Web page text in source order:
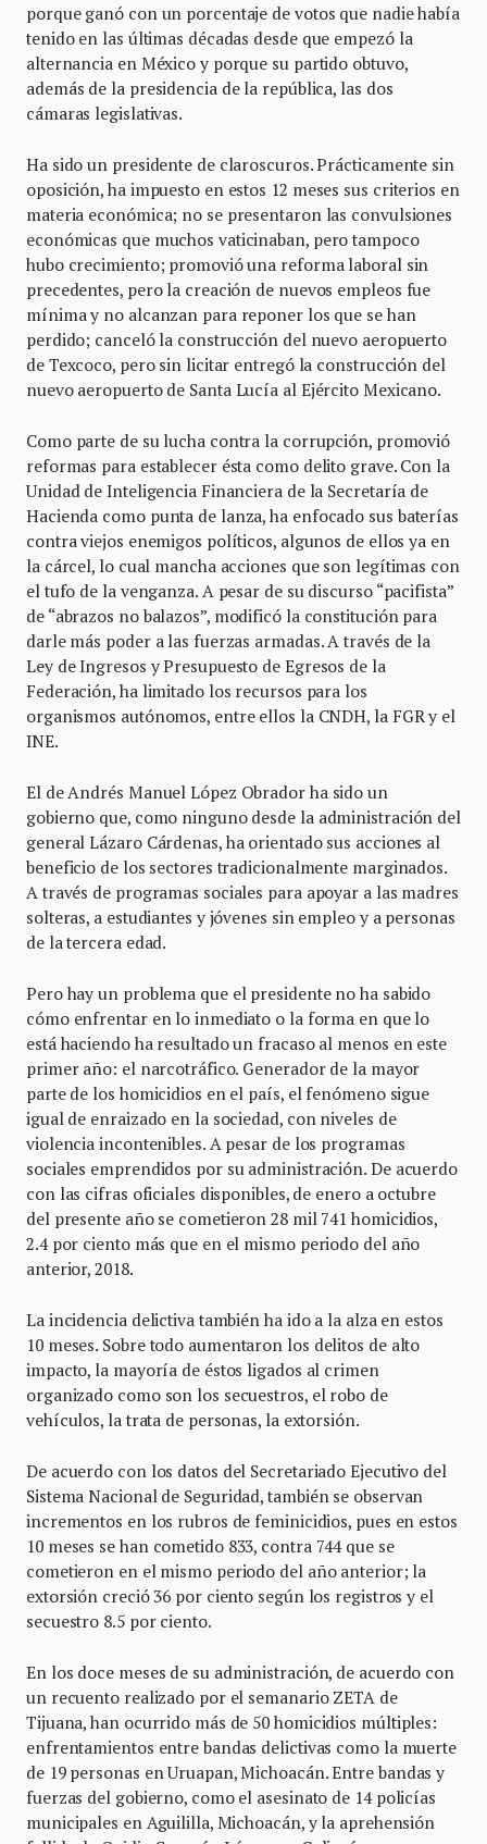
porque ganó con un porcentaje de votos que nadie había
tenido en las últimas décadas desde que empezó la
alternancia en México y porque su partido obtuvo,
además de la presidencia de la república, las dos
cámaras legislativas.
Ha sido un presidente de claroscuros. Prácticamente sin
oposición, ha impuesto en estos 12 meses sus criterios en
materia económica; no se presentaron las convulsiones
económicas que muchos vaticinaban, pero tampoco
hubo crecimiento; promovió una reforma laboral sin
precedentes, pero la creación de nuevos empleos fue
mínima y no alcanzan para reponer los que se han
perdido; canceló la construcción del nuevo aeropuerto
de Texcoco, pero sin licitar entregó la construcción del
nuevo aeropuerto de Santa Lucía al Ejército Mexicano.
Como parte de su lucha contra la corrupción, promovió
reformas para establecer ésta como delito grave. Con la
Unidad de Inteligencia Financiera de la Secretaría de
Hacienda como punta de lanza, ha enfocado sus baterías
contra viejos enemigos políticos, algunos de ellos ya en
la cárcel, lo cual mancha acciones que son legítimas con
el tufo de la venganza. A pesar de su discurso “pacifista”
de “abrazos no balazos”, modificó la constitución para
darle más poder a las fuerzas armadas. A través de la
Ley de Ingresos y Presupuesto de Egresos de la
Federación, ha limitado los recursos para los
organismos autónomos, entre ellos la CNDH, la FGR y el
INE.
El de Andrés Manuel López Obrador ha sido un
gobierno que, como ninguno desde la administración del
general Lázaro Cárdenas, ha orientado sus acciones al
beneficio de los sectores tradicionalmente marginados.
A través de programas sociales para apoyar a las madres
solteras, a estudiantes y jóvenes sin empleo y a personas
de la tercera edad.
Pero hay un problema que el presidente no ha sabido
cómo enfrentar en lo inmediato o la forma en que lo
está haciendo ha resultado un fracaso al menos en este
primer año: el narcotráfico. Generador de la mayor
parte de los homicidios en el país, el fenómeno sigue
igual de enraizado en la sociedad, con niveles de
violencia incontenibles. A pesar de los programas
sociales emprendidos por su administración. De acuerdo
con las cifras oficiales disponibles, de enero a octubre
del presente año se cometieron 28 mil 741 homicidios,
2.4 por ciento más que en el mismo periodo del año
anterior, 2018.
La incidencia delictiva también ha ido a la alza en estos
10 meses. Sobre todo aumentaron los delitos de alto
impacto, la mayoría de éstos ligados al crimen
organizado como son los secuestros, el robo de
vehículos, la trata de personas, la extorsión.
De acuerdo con los datos del Secretariado Ejecutivo del
Sistema Nacional de Seguridad, también se observan
incrementos en los rubros de feminicidios, pues en estos
10 meses se han cometido 833, contra 744 que se
cometieron en el mismo periodo del año anterior; la
extorsión creció 36 por ciento según los registros y el
secuestro 8.5 por ciento.
En los doce meses de su administración, de acuerdo con
un recuento realizado por el semanario ZETA de
Tijuana, han ocurrido más de 50 homicidios múltiples:
enfrentamientos entre bandas delictivas como la muerte
de 19 personas en Uruapan, Michoacán. Entre bandas y
fuerzas del gobierno, como el asesinato de 14 policías
municipales en Aguililla, Michoacán, y la aprehensión